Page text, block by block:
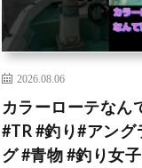
2026.08.06
カラーローテなん
#TR #釣り#アン
グ #青物 #釣り女